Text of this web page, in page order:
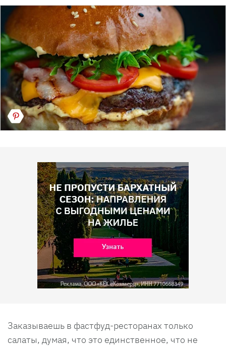
Заказываешь в фастфуд-ресторанах только
салаты, думая, что это единственное, что не